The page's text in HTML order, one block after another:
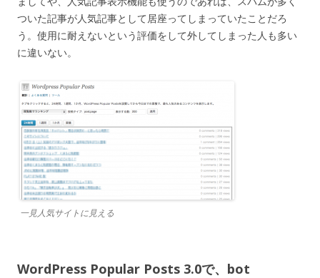
ついた記事が人気記事として居座ってしまっていたことだろ
う。使用に耐えないという評価をして外してしまった人も多い
に違いない。
一見人気サイトに見える
WordPress Popular Posts 3.0で、bot